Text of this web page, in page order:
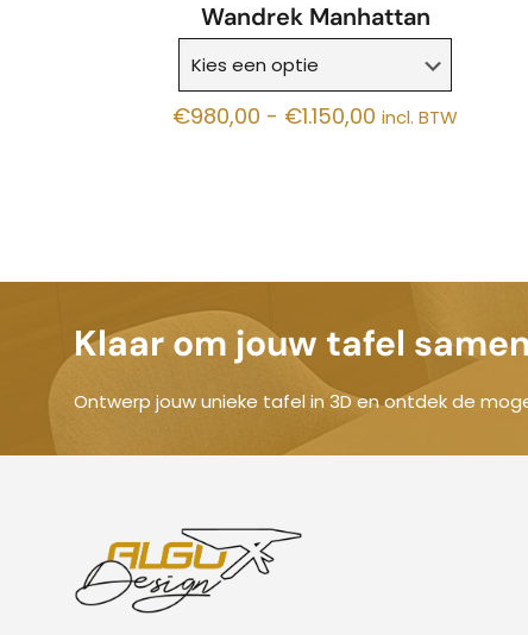
Wandrek Manhattan
€980,00 - €1.150,00 Prijsklasse:
incl. BTW
Klaar om jouw tafel
Ontwerp jouw unieke tafel in 3D en ontdek de